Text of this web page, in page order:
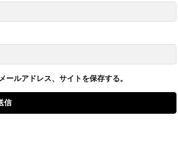
ルアドレス、サイトを保存する。